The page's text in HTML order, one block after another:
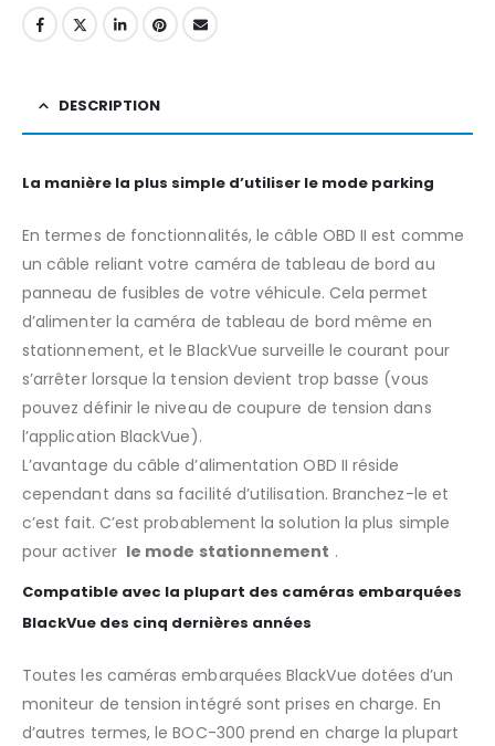
DESCRIPTION
La manière la plus simple d’utiliser le mode parking
En termes de fonctionnalités, le câble OBD II est comme
un câble reliant votre caméra de tableau de bord au
panneau de fusibles de votre véhicule. Cela permet
d’alimenter la caméra de tableau de bord même en
stationnement, et le BlackVue surveille le courant pour
s’arrêter lorsque la tension devient trop basse (vous
pouvez définir le niveau de coupure de tension dans
l’application BlackVue).
L’avantage du câble d’alimentation OBD II réside
cependant dans sa facilité d’utilisation. Branchez-le et
c’est fait. C’est probablement la solution la plus simple
pour activer le mode stationnement .
Compatible avec la plupart des caméras embarquées
BlackVue des cinq dernières années
Toutes les caméras embarquées BlackVue dotées d’un
moniteur de tension intégré sont prises en charge. En
d’autres termes, le BOC-300 prend en charge la plupart